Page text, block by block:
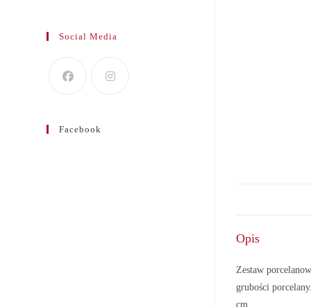
Opis
Zestaw
grubości
cm.
Social Media
Facebook